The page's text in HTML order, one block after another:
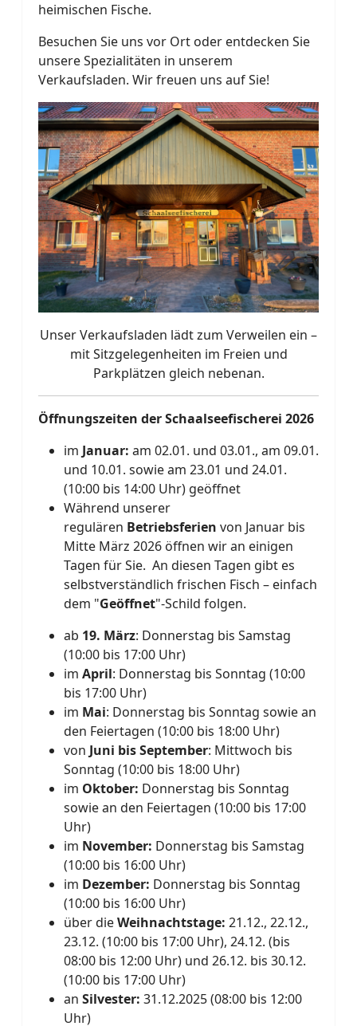
heimischen Fische.
Besuchen Sie uns vor Ort oder entdecken Sie
unsere Spezialitäten in unserem
Verkaufsladen. Wir freuen uns auf Sie!
Unser Verkaufsladen lädt zum Verweilen ein –
mit Sitzgelegenheiten im Freien und
Parkplätzen gleich nebenan.
Öffnungszeiten der Schaalseefischerei 2026
im Januar: am 02.01. und 03.01., am 09.01.
und 10.01. sowie am 23.01 und 24.01.
(10:00 bis 14:00 Uhr) geöffnet
Während unserer
regulären Betriebsferien von Januar bis
Mitte März 2026 öffnen wir an einigen
Tagen für Sie. An diesen Tagen gibt es
selbstverständlich frischen Fisch – einfach
dem "Geöffnet"-Schild folgen.
ab 19. März: Donnerstag bis Samstag
(10:00 bis 17:00 Uhr)
im April: Donnerstag bis Sonntag (10:00
bis 17:00 Uhr)
im Mai: Donnerstag bis Sonntag sowie an
den Feiertagen (10:00 bis 18:00 Uhr)
von Juni bis September: Mittwoch bis
Sonntag (10:00 bis 18:00 Uhr)
im Oktober: Donnerstag bis Sonntag
sowie an den Feiertagen (10:00 bis 17:00
Uhr)
im November: Donnerstag bis Samstag
(10:00 bis 16:00 Uhr)
im Dezember: Donnerstag bis Sonntag
(10:00 bis 16:00 Uhr)
über dieWeihnachtstage: 21.12., 22.12.,
23.12. (10:00 bis 17:00 Uhr), 24.12. (bis
08:00 bis 12:00 Uhr) und 26.12. bis 30.12.
(10:00 bis 17:00 Uhr)
an Silvester: 31.12.2025 (08:00 bis 12:00
Uhr)